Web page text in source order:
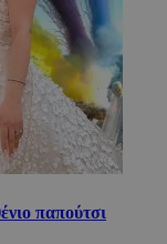
παπούτσι